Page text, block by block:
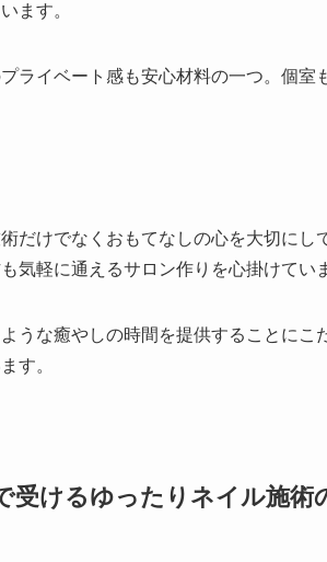
ます。
ライベート感も安心材料の一つ。個室
だけでなくおもてなしの心を大切にし
気軽に通えるサロン作りを心掛けてい
うな癒やしの時間を提供することに
す。
受けるゆったりネイル施術